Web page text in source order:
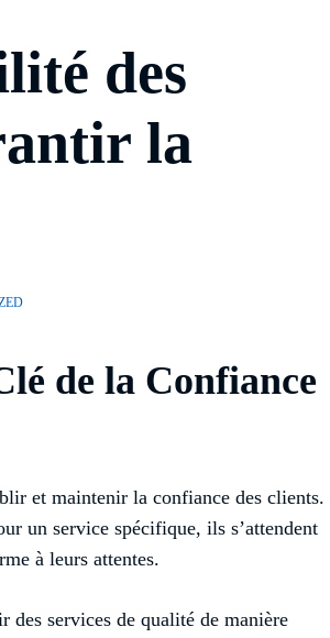
des
la
de la Confiance
et maintenir la confiance des clients.
un service spécifique, ils s’attendent
à leurs attentes.
des services de qualité de manière